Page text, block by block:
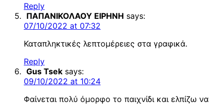
Reply
ΠΑΠΑΝΙΚΟΛΑΟΥ ΕΙΡΗΝΗ says:
07/10/2022 at 07:32
Καταπληκτικές λεπτομέρειες στα γραφικά.
Reply
Gus Tsek says:
09/10/2022 at 10:24
Φαίνεται πολύ όμορφο το παιχνίδι και ελπίζω να